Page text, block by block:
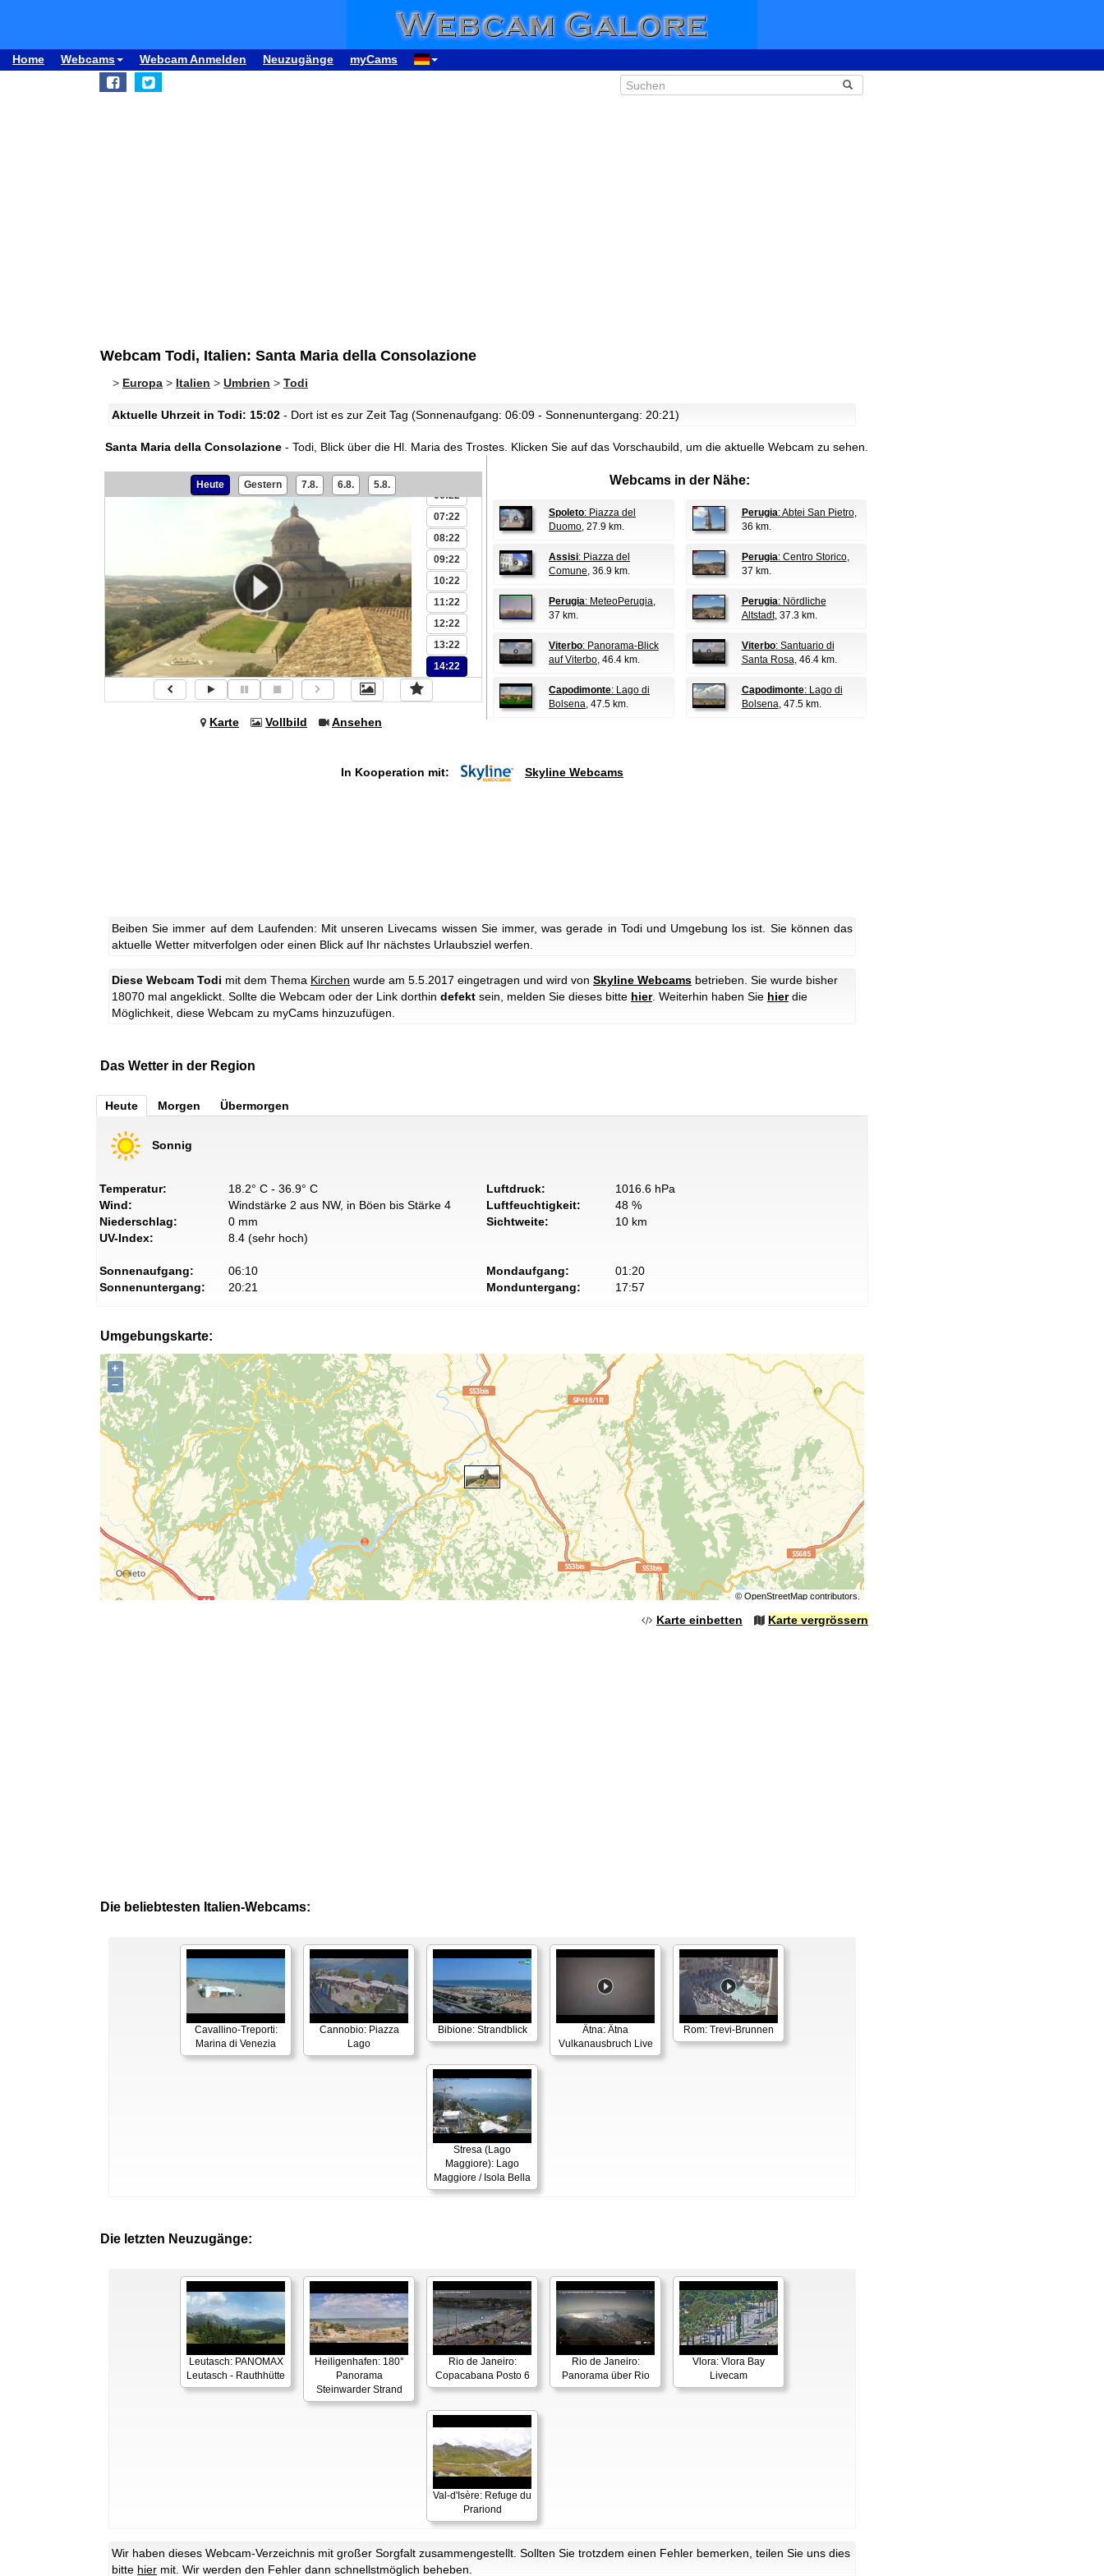
Home Webcams Webcam Anmelden Neuzugänge myCams
Webcam Todi, Italien: Santa Maria della Consolazione
> Europa > Italien > Umbrien > Todi
Aktuelle Uhrzeit in Todi: 15:02 - Dort ist es zur Zeit Tag (Sonnenaufgang: 06:09 - Sonnenuntergang: 20:21)
Santa Maria della Consolazione- Todi, Blick über die Hl. Maria des Trostes. Klicken Sie auf das Vorschaubild, um die aktuelle Webcam zu sehen.
Heute Gestern 7.8. 6.8. 5.8.
04:22
05:22
06:22
07:22
08:22
09:22
10:22
11:22
12:22
13:22
14:22
Karte Vollbild Ansehen
Webcams in der Nähe:
Spoleto: Piazza del
Duomo, 27.9 km.
Perugia: Abtei San Pietro,
36 km.
Assisi: Piazza del
Comune, 36.9 km.
Perugia: Centro Storico,
37 km.
Perugia: MeteoPerugia,
37 km.
Perugia: Nördliche
Altstadt, 37.3 km.
Viterbo: Panorama-Blick
auf Viterbo, 46.4 km.
Viterbo: Santuario di
Santa Rosa, 46.4 km.
Capodimonte: Lago di
Bolsena, 47.5 km.
Capodimonte: Lago di
Bolsena, 47.5 km.
In Kooperation mit: Skyline Webcams
Beiben Sie immer auf dem Laufenden: Mit unseren Livecams wissen Sie immer, was gerade in Todi und Umgebung los ist. Sie können das
aktuelle Wetter mitverfolgen oder einen Blick auf Ihr nächstes Urlaubsziel werfen.
Diese Webcam Todi mit dem Thema Kirchen wurde am 5.5.2017 eingetragen und wird von Skyline Webcams betrieben. Sie wurde bisher
18070 mal angeklickt. Sollte die Webcam oder der Link dorthin defekt sein, melden Sie dieses bitte hier. Weiterhin haben Sie hierdie
Möglichkeit, diese Webcam zu myCams hinzuzufügen.
Das Wetter in der Region
Heute Morgen Übermorgen
Sonnig
Temperatur:
18.2° C - 36.9° C
Wind:
Windstärke 2 aus NW, in Böen bis Stärke 4
Niederschlag:
0 mm
UV-Index:
8.4 (sehr hoch)
Luftdruck:
1016.6 hPa
Luftfeuchtigkeit:
48 %
Sichtweite:
10 km
Sonnenaufgang:
06:10
Sonnenuntergang:
20:21
Mondaufgang:
01:20
Monduntergang:
17:57
Umgebungskarte:
+
−
© OpenStreetMapcontributors.
Karte einbetten Karte vergrössern
Die beliebtesten Italien-Webcams:
Cavallino-Treporti:
Marina di Venezia
Cannobio: Piazza
Lago
Bibione: Strandblick
Ätna: Ätna
Vulkanausbruch Live
Rom: Trevi-Brunnen
Stresa (Lago
Maggiore): Lago
Maggiore / Isola Bella
Die letzten Neuzugänge:
Leutasch: PANOMAX
Leutasch - Rauthhütte
Heiligenhafen: 180°
Panorama
Steinwarder Strand
Rio de Janeiro:
Copacabana Posto 6
Rio de Janeiro:
Panorama über Rio
Vlora: Vlora Bay
Livecam
Val-d'Isère: Refuge du
Prariond
Wir haben dieses Webcam-Verzeichnis mit großer Sorgfalt zusammengestellt. Sollten Sie trotzdem einen Fehler bemerken, teilen Sie uns dies
bitte hier mit. Wir werden den Fehler dann schnellstmöglich beheben.